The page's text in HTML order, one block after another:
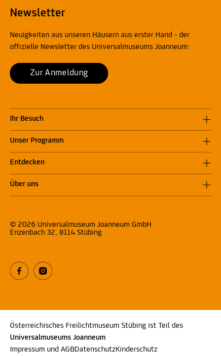
Newsletter
Neuigkeiten aus unseren Häusern aus erster Hand - der
offizielle Newsletter des Universalmuseums Joanneum:
Zur Anmeldung
Ihr Besuch
Unser Programm
Entdecken
Über uns
© 2026 Universalmuseum Joanneum GmbH
Enzenbach 32, 8114 Stübing
Österreichisches Freilichtmuseum Stübing ist Teil des
Universalmuseums Joanneum
Impressum und AGBDatenschutzKinderschutz